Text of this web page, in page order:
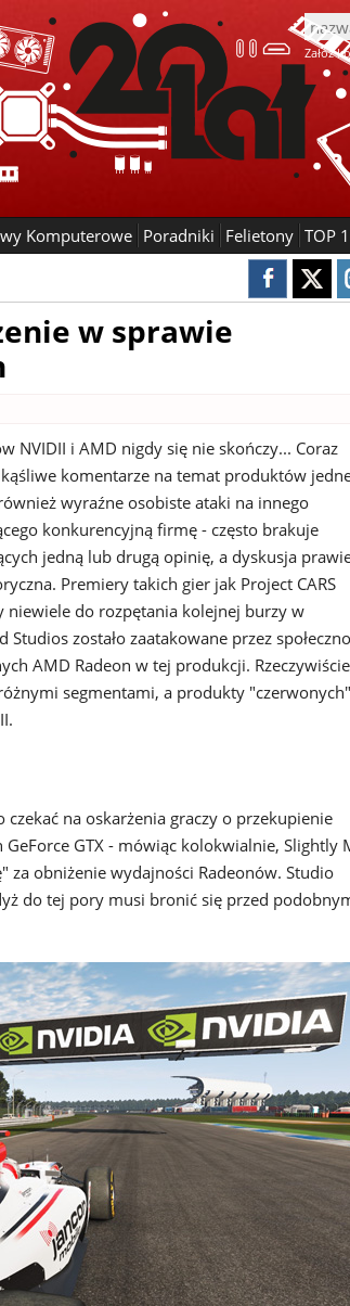
Załóż
Komputerowe Poradniki Felietony TOP
w sprawie
NVIDII i AMD nigdy się nie skończy... Coraz
komentarze na temat produktów
wyraźne osobiste ataki na innego
konkurencyjną firmę - często brakuje
jedną lub drugą opinię, a dyskusja
Premiery takich gier jak Project CARS
niewiele do rozpętania kolejnej burzy w
Studios zostało zaatakowane przez
AMD Radeon w tej produkcji.
segmentami, a produkty "czerwonych"
czekać na oskarżenia graczy o przekupienie
GTX - mówiąc kolokwialnie, Slightly
za obniżenie wydajności Radeonów. Studio
do tej pory musi bronić się przed